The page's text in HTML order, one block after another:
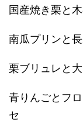
国産焼き栗と
南瓜プリンと
栗ブリュレと
青りんごとフ
セ